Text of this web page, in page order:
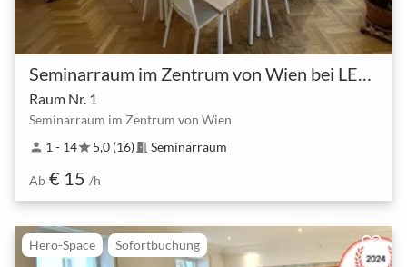
Raum Nr. 1
Seminarraum im Zentrum von Wien
person 1 - 14star5,0 (16) meeting_room Seminarraum
Ab € 15 /h
Hero-Space Sofortbuchung